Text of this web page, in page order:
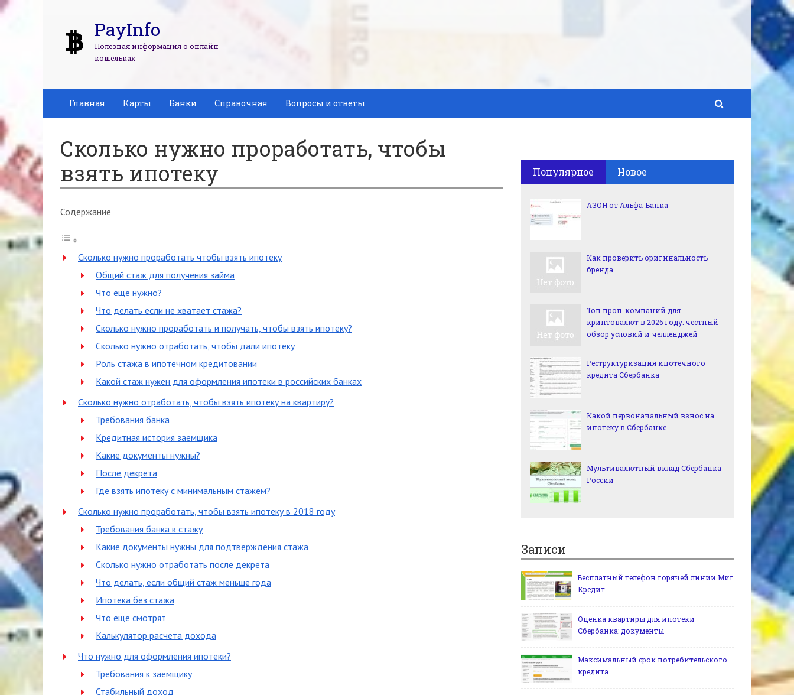
PayInfo
Полезная информация о онлайн
кошельках
Главная Карты Банки Справочная Вопросы и ответы
Сколько нужно проработать, чтобы
взять ипотеку
Содержание
Сколько нужно проработать чтобы взять ипотеку
Общий стаж для получения займа
Что еще нужно?
Что делать если не хватает стажа?
Сколько нужно проработать и получать, чтобы взять ипотеку?
Сколько нужно отработать, чтобы дали ипотеку
Роль стажа в ипотечном кредитовании
Какой стаж нужен для оформления ипотеки в российских банках
Сколько нужно отработать, чтобы взять ипотеку на квартиру?
Требования банка
Кредитная история заемщика
Какие документы нужны?
После декрета
Где взять ипотеку с минимальным стажем?
Сколько нужно проработать, чтобы взять ипотеку в 2018 году
Требования банка к стажу
Какие документы нужны для подтверждения стажа
Сколько нужно отработать после декрета
Что делать, если общий стаж меньше года
Ипотека без стажа
Что еще смотрят
Калькулятор расчета дохода
Что нужно для оформления ипотеки?
Требования к заемщику
Стабильный доход
Популярное Новое
АЗОН от Альфа-Банка
Как проверить оригинальность
бренда
Топ проп-компаний для
криптовалют в 2026 году: честный
обзор условий и челленджей
Реструктуризация ипотечного
кредита Сбербанка
Какой первоначальный взнос на
ипотеку в Сбербанке
Мультивалютный вклад Сбербанка
России
Записи
Бесплатный телефон горячей линии Миг
Кредит
Оценка квартиры для ипотеки
Сбербанка: документы
Максимальный срок потребительского
кредита